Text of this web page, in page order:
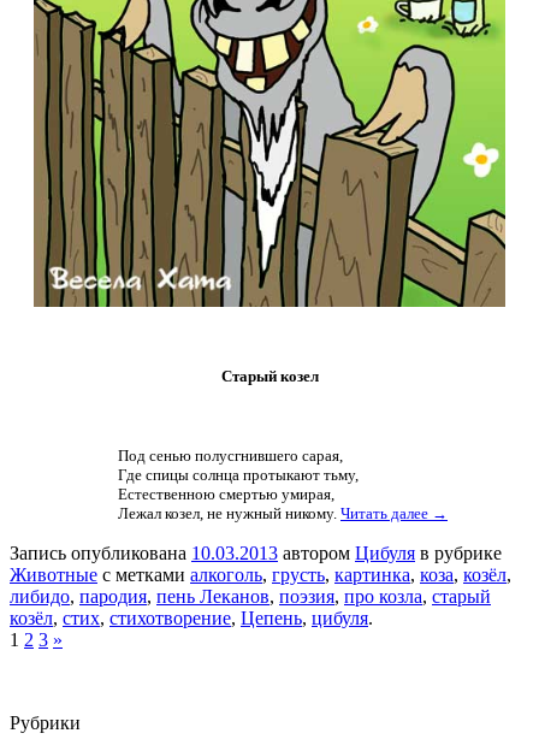
Старый козел
Под сенью полусгнившего сарая,
Где спицы солнца протыкают тьму,
Естественною смертью умирая,
Лежал козел, не нужный никому. Читать далее →
Запись опубликована 10.03.2013 автором Цибуля в рубрике
Животные с метками алкоголь, грусть, картинка, коза, козёл,
либидо, пародия, пень Леканов, поэзия, про козла, старый
козёл, стих, стихотворение, Цепень, цибуля.
1 2 3 »
Рубрики